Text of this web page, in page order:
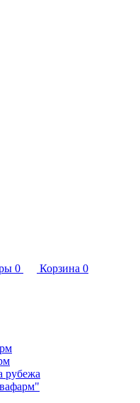
0 Корзина 0
рубежа